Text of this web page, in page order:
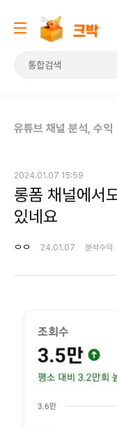
유튜브 채널 분석, 수익
2024.01.07 15:59
롱폼 채널에서
있네요
ㅇㅇ 24.01.07 분석수익